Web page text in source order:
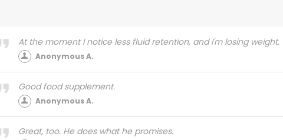
At the moment I notice less fluid retention, and I'm losing weight.
Anonymous A.
Good food supplement.
Anonymous A.
Great, too. He does what he promises.